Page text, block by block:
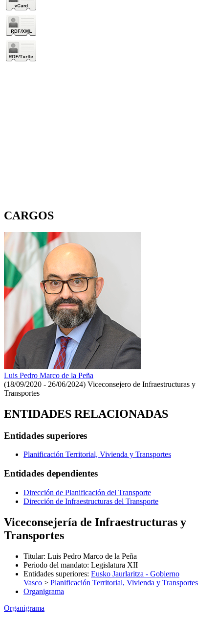
CARGOS
Luis Pedro Marco de la Peña
(18/09/2020 - 26/06/2024) Viceconsejero de Infraestructuras y
Transportes
ENTIDADES RELACIONADAS
Entidades superiores
Planificación Territorial, Vivienda y Transportes
Entidades dependientes
Dirección de Planificación del Transporte
Dirección de Infraestructuras del Transporte
Viceconsejería de Infraestructuras y
Transportes
Titular: Luis Pedro Marco de la Peña
Periodo del mandato: Legislatura XII
Entidades superiores: Eusko Jaurlaritza - Gobierno
Vasco > Planificación Territorial, Vivienda y Transportes
Organigrama
Organigrama